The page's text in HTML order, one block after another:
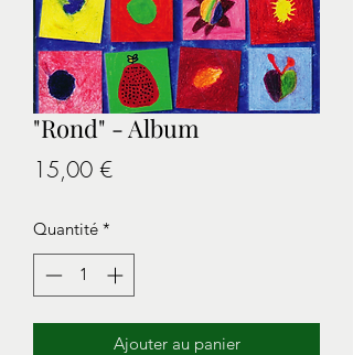
"Rond" - Album
15,00 €Prix
Quantité *
Ajouter au panier